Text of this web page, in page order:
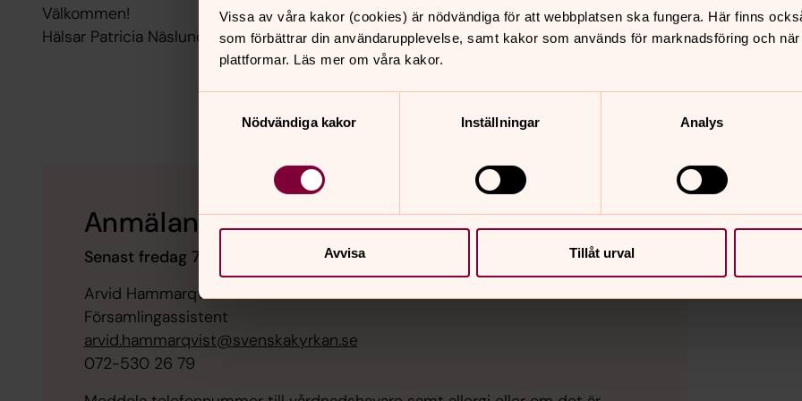
Vissa av våra kakor (cookies) är nödvändiga för att webbplatsen ska fungera. Här finns
som förbättrar din användarupplevelse, samt kakor som används för marknadsföring och
plattformar. Läs mer om våra kakor.
Nödvändiga kakor
Inställningar Analys
Avvisa Tillåt urval
Välkommen!
Hälsar Patricia Näslund, Mariann Malmgren och Arvid Hammarqvist
Anmälan
Senast fredag 7 augusti
Arvid Hammarqvist
Församlingassistent
arvid.hammarqvist@svenskakyrkan.se
072-530 26 79